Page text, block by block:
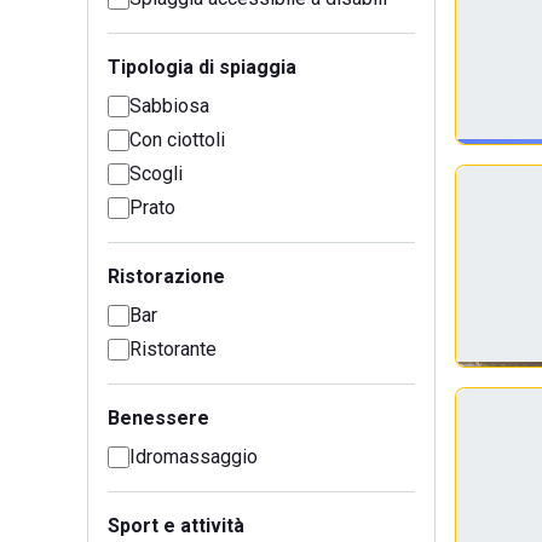
Tipologia di spiaggia
Sabbiosa
Con ciottoli
Scogli
Prato
Ristorazione
Bar
Ristorante
Benessere
Idromassaggio
Sport e attività